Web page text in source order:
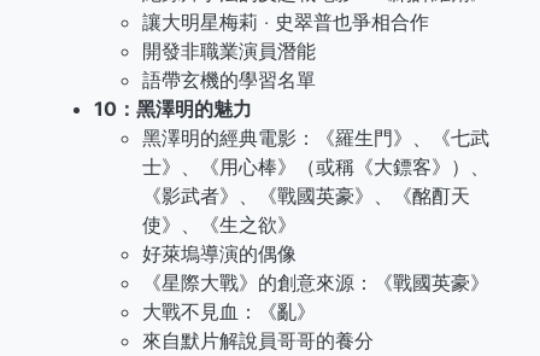
讓大明星梅莉 ‧ 史翠普也爭相合作
開發非職業演員潛能
語帶玄機的學習名單
10：黑澤明的魅力
黑澤明的經典電影：《羅生門》、《七武
士》、《用心棒》（或稱《大鏢客》）、
《影武者》、《戰國英豪》、《酩酊天
使》、《生之欲》
好萊塢導演的偶像
《星際大戰》的創意來源：《戰國英豪》
大戰不見血：《亂》
來自默片解說員哥哥的養分